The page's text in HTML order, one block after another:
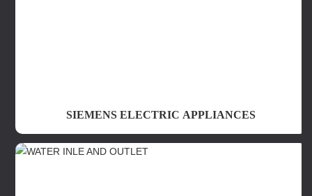
SIEMENS ELECTRIC APPLIANCES